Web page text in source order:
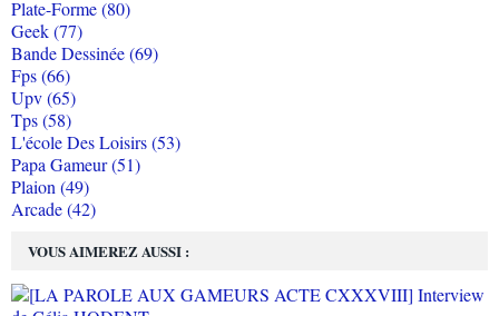
VOUS AIMEREZ AUSSI :
Plate-Forme (80)
Geek (77)
Bande Dessinée (69)
Fps (66)
Upv (65)
Tps (58)
L'école Des Loisirs (53)
Papa Gameur (51)
Plaion (49)
Arcade (42)